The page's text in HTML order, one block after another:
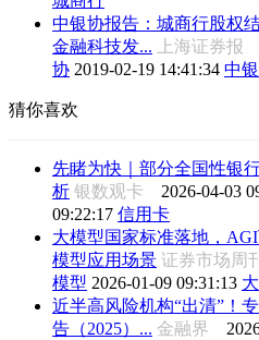
中银协报告：城商行股权
金融科技发...
上海证券报
协 2019-02-19 14:41:34 中
猜你喜欢
先睹为快｜部分全国性银
析 银数观卡 2026-04-03
09:22:17 信用卡
大模型国家标准落地，
模型应用场景 证券市场周
模型 2026-01-09 09:31:13
近半高风险机构“出清”！
告（2025）... 金融界